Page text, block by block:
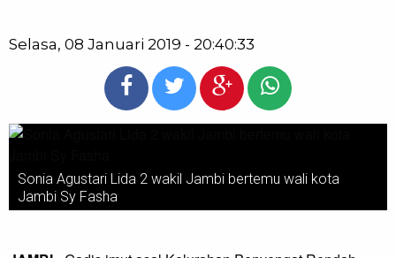
Selasa, 08 Januari 2019 - 20:40:33
Sonia Agustari Lida 2 wakil Jambi bertemu wali kota
Jambi Sy Fasha